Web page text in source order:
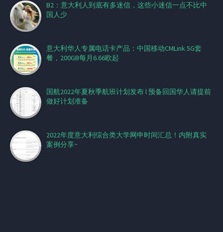
B2：意大利人到底有多迷信，这些小迷信一点不比中
国人少
意大利华人专属电话卡产品：中国移动CMLink 5G套
餐，200GB每月6.66欧起
国航2022年夏秋季航班计划发布 l 预备回国华人请提前
做好计划准备
2022年度意大利综合类大学网申时间汇总！内附真实
案例分享~